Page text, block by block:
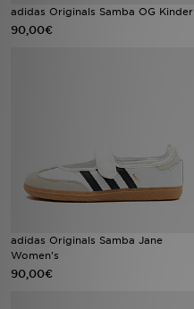
adidas Originals Samba OG Kinder
90,00€
adidas Originals Samba Jane
Women's
90,00€
Mein JD
Hilfe & Kontakt
Trending Styles